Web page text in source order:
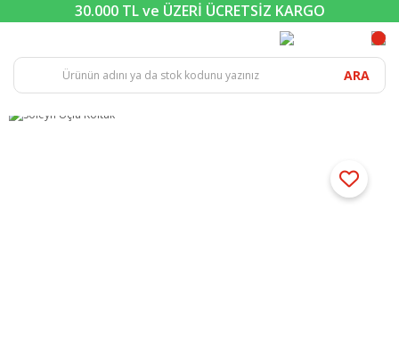
30.000 TL ve ÜZERİ ÜCRETSİZ KARGO
ARA